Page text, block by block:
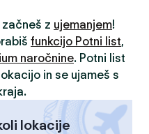
z ujemanjem!
funkcijo Potni list,
naročnine. Potni list
in se ujameš s
lokacije